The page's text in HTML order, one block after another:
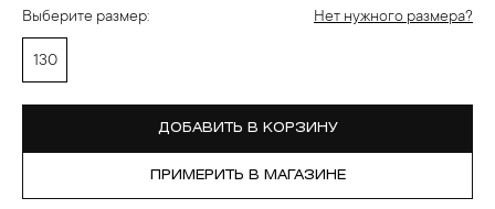
Выберите размер: Нет нужного размера?
130
ДОБАВИТЬ В КОРЗИНУ
ПРИМЕРИТЬ В МАГАЗИНЕ